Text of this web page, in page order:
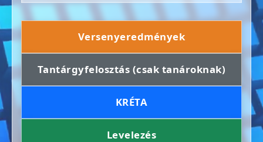
Versenyeredmények
Tantárgyfelosztás (csak tanároknak)
KRÉTA
Levelezés